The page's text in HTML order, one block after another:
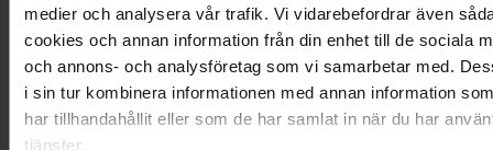
medier och analysera vår trafik. Vi vidarebefordrar även
cookies och annan information från din enhet till de sociala
och annons- och analysföretag som vi samarbetar med.
i sin tur kombinera informationen med annan information
har tillhandahållit eller som de har samlat in när du har
tjänster.
från Svenska kyrkan eller annat kristet samfund
innehåller religiösa inslag som psalmer,
bibelläsning, bön och välsignelse.
Vi på Sundéns Begravningsbyrå hjälper gärna till